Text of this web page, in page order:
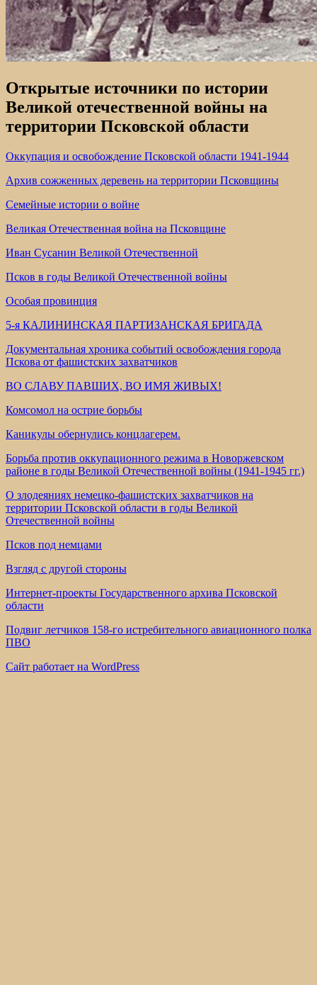
Открытые источники по истории
Великой отечественной войны на
территории Псковской области
Оккупация и освобождение Псковской области 1941-1944
Архив сожженных деревень на территории Псковщины
Семейные истории о войне
Великая Отечественная война на Псковщине
Иван Сусанин Великой Отечественной
Псков в годы Великой Отечественной войны
Особая провинция
5-я КАЛИНИНСКАЯ ПАРТИЗАНСКАЯ БРИГАДА
Документальная хроника событий освобождения города
Пскова от фашистских захватчиков
ВО СЛАВУ ПАВШИХ, ВО ИМЯ ЖИВЫХ!
Комсомол на острие борьбы
Каникулы обернулись концлагерем.
Борьба против оккупационного режима в Новоржевском
районе в годы Великой Отечественной войны (1941-1945 гг.)
О злодеяниях немецко-фашистских захватчиков на
территории Псковской области в годы Великой
Отечественной войны
Псков под немцами
Взгляд с другой стороны
Интернет-проекты Государственного архива Псковской
области
Подвиг летчиков 158-го истребительного авиационного полка
ПВО
Сайт работает на WordPress